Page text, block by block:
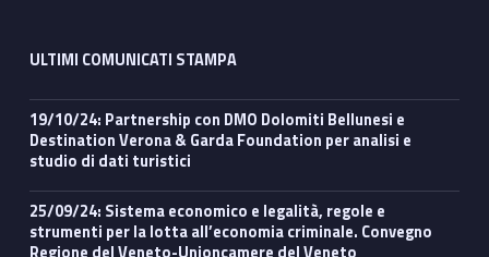
ULTIMI COMUNICATI STAMPA
19/10/24: Partnership con DMO Dolomiti Bellunesi e
Destination Verona & Garda Foundation per analisi e
studio di dati turistici
25/09/24: Sistema economico e legalità, regole e
strumenti per la lotta all’economia criminale. Convegno